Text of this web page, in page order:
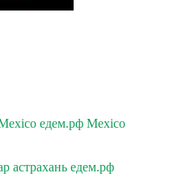
едем.рф Mexico
астрахань едем.рф